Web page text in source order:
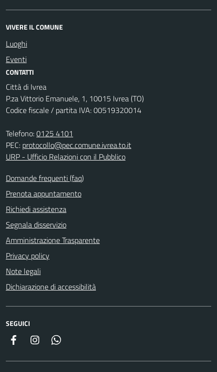
VIVERE IL COMUNE
Luoghi
Eventi
CONTATTI
Città di Ivrea
P.za Vittorio Emanuele, 1, 10015 Ivrea (TO)
Codice fiscale / partita IVA: 00519320014
Telefono:0125 4101
PEC: protocollo@pec.comune.ivrea.to.it
URP - Ufficio Relazioni con il Pubblico
Domande frequenti (faq)
Prenota appuntamento
Richiedi assistenza
Segnala disservizio
Amministrazione Trasparente
Privacy policy
Note legali
Dichiarazione di accessibilità
SEGUICI
Facebook Instagram